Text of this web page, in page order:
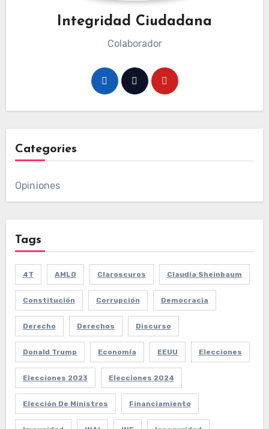
Integridad Ciudadana
Colaborador
Categories
Opiniones
Tags
4T AMLO Claroscuros Claudia Sheinbaum
Constitución Corrupción Democracia
Derecho Derechos Discurso
Donald Trump Economía EEUU Elecciones
Elecciones 2023 Elecciones 2024
Elección De Ministros Financiamiento